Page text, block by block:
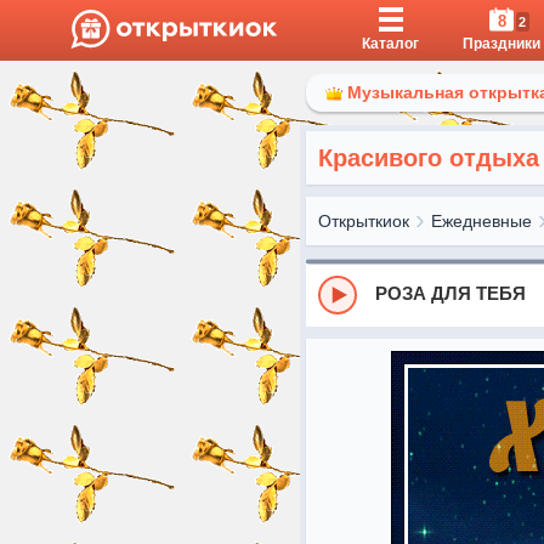
Каталог
8 2
Праздники
Музыкальная
Красивого
Открыткиок Ежедневные
РОЗА ДЛЯ ТЕБЯ